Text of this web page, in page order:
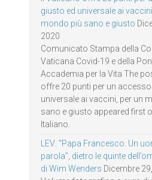
giusto ed universale ai
mondo più sano e giusto
2020
Comunicato Stampa della
Vaticana Covid-19 e della
Accademia per la Vita The
offre 20 punti per un
universale ai vaccini, per un
sano e giusto appeared first
Italiano.
LEV: “Papa Francesco. Un
parola”, dietro le quinte
di Wim Wenders Dicembre